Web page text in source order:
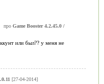
про Game Booster 4.2.45.0 /
или был?? у меня не
[27-04-2014]